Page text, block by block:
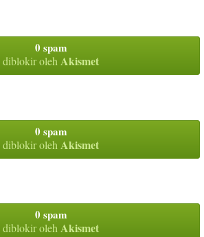
0 spam
diblokir olehAkismet
0 spam
diblokir oleh Akismet
0 spam
diblokir olehAkismet